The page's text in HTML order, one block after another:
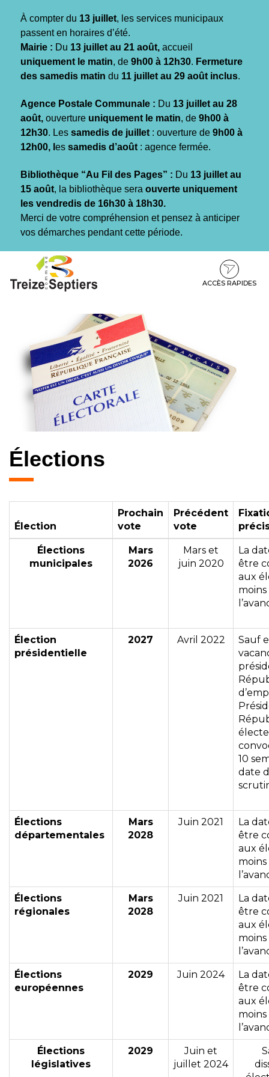
À compter du 13 juillet, les services municipaux
passent en horaires d’été.
Mairie : Du 13 juillet au 21 août, accueil
uniquement le matin, de 9h00 à 12h30. Fermeture
des samedis matin du 11 juillet au 29 août inclus.
Agence Postale Communale : Du 13 juillet au 28
août, ouverture uniquement le matin, de 9h00 à
12h30. Les samedis de juillet : ouverture de 9h00 à
12h00, l es samedis d’août : agence fermée.
Bibliothèque “Au Fil des Pages” : Du 13 juillet au
15 août, la bibliothèque sera ouverte uniquement
les vendredis de 16h30 à 18h30.
Merci de votre compréhension et pensez à anticiper
vos démarches pendant cette période.
contenu
pied
ACCÈS RAPIDES
Élections
Élection
Prochain
vote
Précédent
vote
Élections
municipales
Mars
2026
Mars et
juin 2020
La
être
aux
moins
Élection
présidentielle
2027 Avril 2022
Sauf
10
date
Élections
départementales
Mars
2028
Juin 2021
La
être
aux
moins
Élections
régionales
Mars
2028
Juin 2021
La
être
aux
moins
Élections
européennes
2029 Juin 2024
La
être
aux
moins
Élections
législatives
2029
Juin et
juillet 2024